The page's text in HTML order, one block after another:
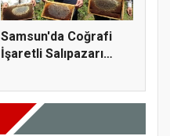
Samsun'da Coğrafi
İşaretli Salıpazarı